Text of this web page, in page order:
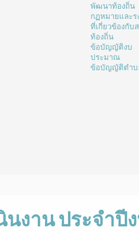
พัฒนาท้องถิ่น
กฏหมายและร
ที่เกี่ยวข้องกับ
ท้องถิ่น
ข้อบัญญัติงบ
ประมาณ
ข้อบัญญัติตำบ
นงาน ประจำปี